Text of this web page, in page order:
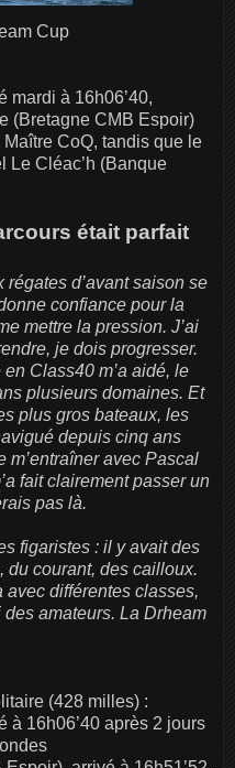
Cup
mardi à 16h06’40,
(Bretagne CMB Espoir)
CoQ, tandis que le
Le Cléac’h (Banque
était parfait
d’avant saison se
confiance pour la
mettre la pression. J’ai
je dois progresser.
Class40 m’a aidé, le
plusieurs domaines. Et
plus gros bateaux, les
depuis cinq ans
m’entraîner avec Pascal
fait clairement passer un
pas là.
figaristes : il y avait des
du courant, des cailloux.
avec différentes classes,
amateurs. La Drheam
(428 milles) :
à 16h06’40 après 2 jours